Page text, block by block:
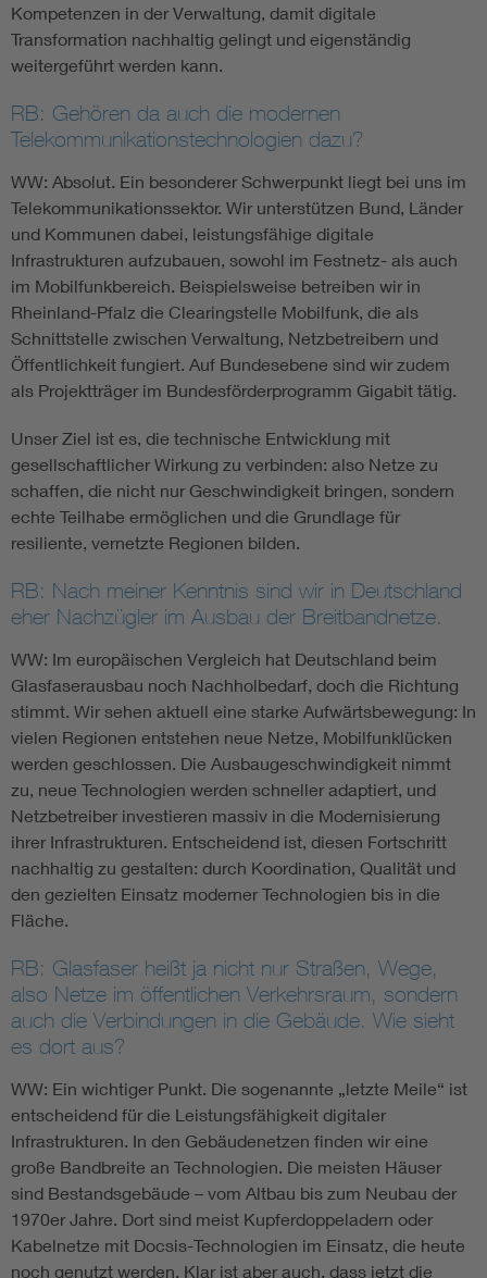
Kompetenzen in der Verwaltung, damit digitale
Transformation nachhaltig gelingt und eigenständig
weitergeführt werden kann.
RB: Gehören da auch die modernen
Telekommunikationstechnologien dazu?
WW: Absolut. Ein besonderer Schwerpunkt liegt bei uns im
Telekommunikationssektor. Wir unterstützen Bund, Länder
und Kommunen dabei, leistungsfähige digitale
Infrastrukturen aufzubauen, sowohl im Festnetz- als auch
im Mobilfunkbereich. Beispielsweise betreiben wir in
Rheinland-Pfalz die Clearingstelle Mobilfunk, die als
Schnittstelle zwischen Verwaltung, Netzbetreibern und
Öffentlichkeit fungiert. Auf Bundesebene sind wir zudem
als Projektträger im Bundesförderprogramm Gigabit tätig.
Unser Ziel ist es, die technische Entwicklung mit
gesellschaftlicher Wirkung zu verbinden: also Netze zu
schaffen, die nicht nur Geschwindigkeit bringen, sondern
echte Teilhabe ermöglichen und die Grundlage für
resiliente, vernetzte Regionen bilden.
RB: Nach meiner Kenntnis sind wir in Deutschland
eher Nachzügler im Ausbau der Breitbandnetze.
WW: Im europäischen Vergleich hat Deutschland beim
Glasfaserausbau noch Nachholbedarf, doch die Richtung
stimmt. Wir sehen aktuell eine starke Aufwärtsbewegung: In
vielen Regionen entstehen neue Netze, Mobilfunklücken
werden geschlossen. Die Ausbaugeschwindigkeit nimmt
zu, neue Technologien werden schneller adaptiert, und
Netzbetreiber investieren massiv in die Modernisierung
ihrer Infrastrukturen. Entscheidend ist, diesen Fortschritt
nachhaltig zu gestalten: durch Koordination, Qualität und
den gezielten Einsatz moderner Technologien bis in die
Fläche.
RB: Glasfaser heißt ja nicht nur Straßen, Wege,
also Netze im öffentlichen Verkehrsraum, sondern
auch die Verbindungen in die Gebäude. Wie sieht
es dort aus?
WW: Ein wichtiger Punkt. Die sogenannte „letzte Meile“ ist
entscheidend für die Leistungsfähigkeit digitaler
Infrastrukturen. In den Gebäudenetzen finden wir eine
große Bandbreite an Technologien. Die meisten Häuser
sind Bestandsgebäude – vom Altbau bis zum Neubau der
1970er Jahre. Dort sind meist Kupferdoppeladern oder
Kabelnetze mit Docsis-Technologien im Einsatz, die heute
noch genutzt werden. Klar ist aber auch, dass jetzt die